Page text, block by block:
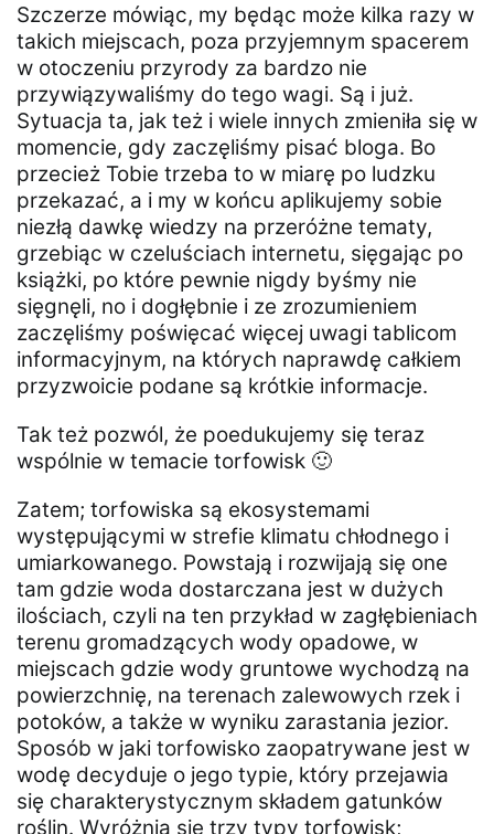
Szczerze mówiąc, my będąc może kilka razy w
takich miejscach, poza przyjemnym spacerem
w otoczeniu przyrody za bardzo nie
przywiązywaliśmy do tego wagi. Są i już.
Sytuacja ta, jak też i wiele innych zmieniła się w
momencie, gdy zaczęliśmy pisać bloga. Bo
przecież Tobie trzeba to w miarę po ludzku
przekazać, a i my w końcu aplikujemy sobie
niezłą dawkę wiedzy na przeróżne tematy,
grzebiąc w czeluściach internetu, sięgając po
książki, po które pewnie nigdy byśmy nie
sięgnęli, no i dogłębnie i ze zrozumieniem
zaczęliśmy poświęcać więcej uwagi tablicom
informacyjnym, na których naprawdę całkiem
przyzwoicie podane są krótkie informacje.
Tak też pozwól, że poedukujemy się teraz
wspólnie w temacie torfowisk 🙂
Zatem; torfowiska są ekosystemami
występującymi w strefie klimatu chłodnego i
umiarkowanego. Powstają i rozwijają się one
tam gdzie woda dostarczana jest w dużych
ilościach, czyli na ten przykład w zagłębieniach
terenu gromadzących wody opadowe, w
miejscach gdzie wody gruntowe wychodzą na
powierzchnię, na terenach zalewowych rzek i
potoków, a także w wyniku zarastania jezior.
Sposób w jaki torfowisko zaopatrywane jest w
wodę decyduje o jego typie, który przejawia
się charakterystycznym składem gatunków
roślin. Wyróżnia się trzy typy torfowisk;